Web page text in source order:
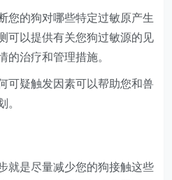
您的狗对哪些特定过敏原产生
可以提供有关您狗过敏源的见
的治疗和管理措施。
可疑触发因素可以帮助您和兽
。
就是尽量减少您的狗接触这些